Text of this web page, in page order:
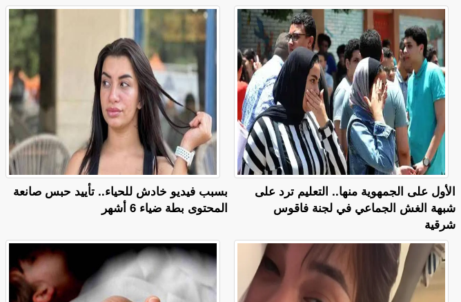
بسبب فيديو خادش للحياء.. تأييد حبس صانعة
المحتوى بطة ضياء 6 أشهر
الأول على الجمهوية منها.. التعليم ترد على
شبهة الغش الجماعي في لجنة فاقوس
شرقية